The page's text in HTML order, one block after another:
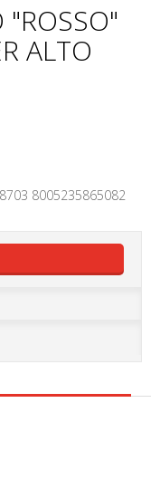
"ROSSO"
ALTO
8005235865082